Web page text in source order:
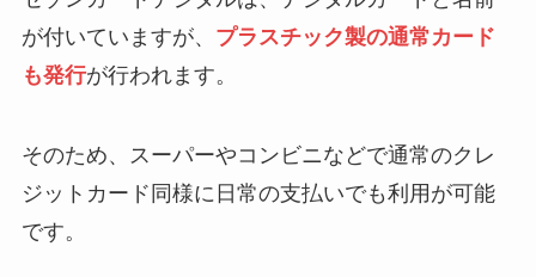
が付いていますが、 プラスチック製の通常カード
も発行が行われます。
そのため、スーパーやコンビニなどで通常のクレ
ジットカード同様に日常の支払いでも利用が可能
です。